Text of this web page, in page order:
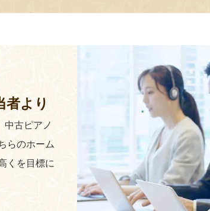
者より
古ピアノ
らのホーム
くを目標に